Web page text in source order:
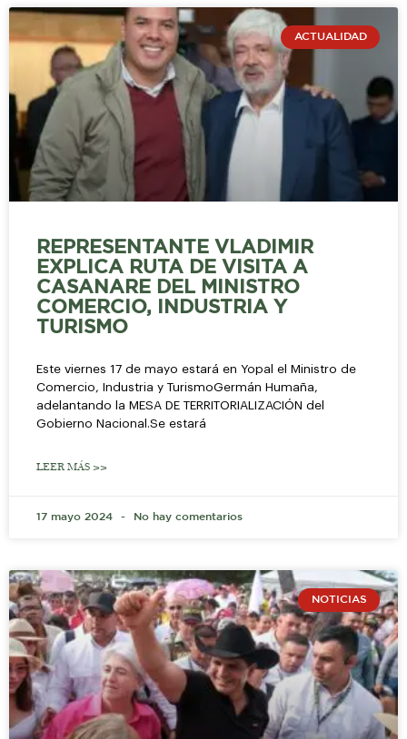
ACTUALIDAD
REPRESENTANTE VLADIMIR
EXPLICA RUTA DE VISITA A
CASANARE DEL MINISTRO
COMERCIO, INDUSTRIA Y
TURISMO
Este viernes 17 de mayo estará en Yopal el Ministro de
Comercio, Industria y TurismoGermán Humaña,
adelantando la MESA DE TERRITORIALIZACIÓN del
Gobierno Nacional.Se estará
LEER MÁS >>
17 mayo 2024 No hay comentarios
NOTICIAS